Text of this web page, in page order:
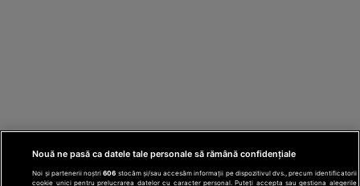
Nouă ne pasă ca datele tale personale să rămână confidențiale
Noi și partenerii noștri606 stocăm și/sau accesăm informații pe dispozitivul dvs., precum identificatorii
cookie unici pentru prelucrarea datelor cu caracter personal. Puteți accepta sau gestiona alegerile